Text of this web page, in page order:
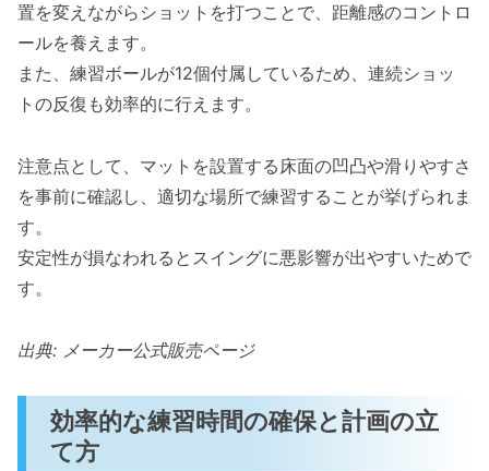
置を変えながらショットを打つことで、距離感のコントロ
ールを養えます。
また、練習ボールが12個付属しているため、連続ショッ
トの反復も効率的に行えます。
注意点として、マットを設置する床面の凹凸や滑りやすさ
を事前に確認し、適切な場所で練習することが挙げられま
す。
安定性が損なわれるとスイングに悪影響が出やすいためで
す。
出典: メーカー公式販売ページ
効率的な練習時間の確保と計画の立
て方